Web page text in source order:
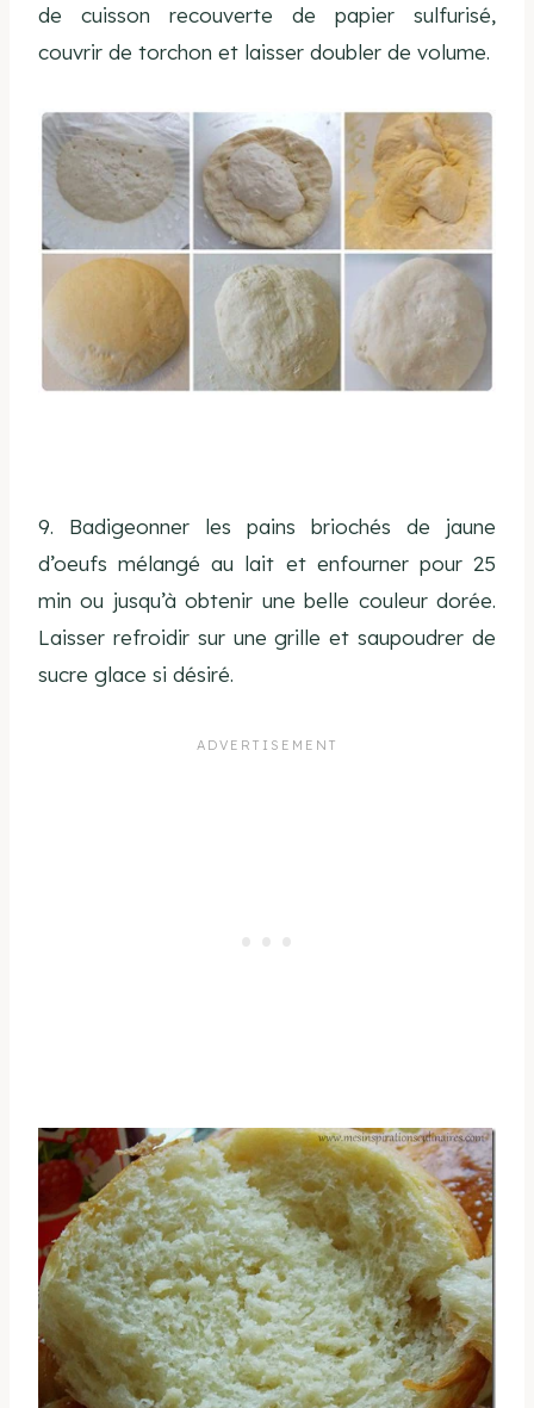
de cuisson recouverte de papier sulfurisé,
couvrir de torchon et laisser doubler de volume.
9. Badigeonner les pains briochés de jaune
d’oeufs mélangé au lait et enfourner pour 25
min ou jusqu’à obtenir une belle couleur dorée.
Laisser refroidir sur une grille et saupoudrer de
sucre glace si désiré.